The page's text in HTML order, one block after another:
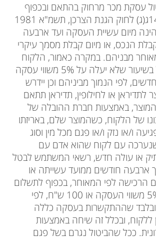
עסקת מכר מרחוק בהתאם ובכפוף
להוראות סעיף 14ג(ג) לחוק הגנת הצרכן, תשמ"א 1981
מיום עשיית העסקה ועד ארבעה
הנכס, או מיום קבלת מסמך עיקרי
מבניהם. במקרה כאמור, הלקוח
יחויב בדמי ביטול בשיעור שלא יעלה על 5% משווי עסקה
חדשים, לפי הנמוך מביניהם וכן יידרש
לתדיראן או לחילופין, תדיראן תתאם
באמצעות חברת ההובלה של
של הלקוח, כשהמוצר שלם, באריזתו
ו/או נזק ו/או פגם מכל מין וסוג
עם לקוח שהוא אדם עם
או עולה חדש, רשאי המשתמש לבטל
חודשים ממועד עשייתה או
הרכישה לפי המאוחר, בכפוף לתשלום
דמי ביטול בסך 5% משווי העסקה או 100 ש"ח, לפי
ובלבד שההתקשרות בעסקה כללה
ללקוח, ובכלל זה שיחה באמצעות
ככל שהביטול נגרם בשל פגם